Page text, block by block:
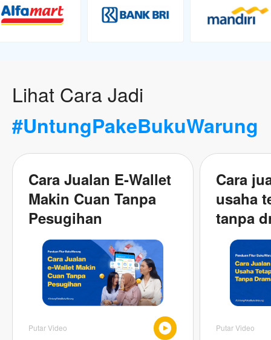
Lihat Cara Jadi
#UntungPakeBukuWarung
Cara Jualan E-Wallet
Makin Cuan Tanpa
Pesugihan
Putar Video
Cara
usaha
tanpa
Putar Video